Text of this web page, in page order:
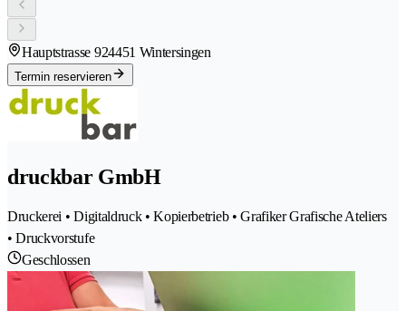
Hauptstrasse 924451 Wintersingen
Termin reservieren
druckbar GmbH
Druckerei • Digitaldruck • Kopierbetrieb • Grafiker Grafische Ateliers
• Druckvorstufe
Geschlossen